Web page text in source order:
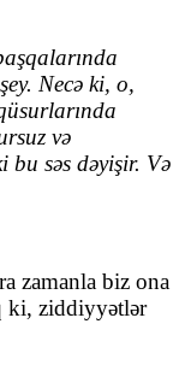
Necə ki, o,
və
bu səs dəyişir. Və
zamanla biz ona
ki, ziddiyyətlər